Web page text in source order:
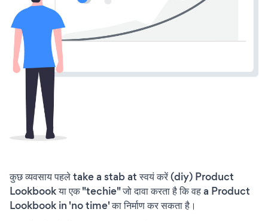
कुछ व्यवसाय पहले take a stab at स्वयं करें (diy) Product
Lookbook या एक "techie" जो दावा करता है कि वह a Product
Lookbook in 'no time' का निर्माण कर सकता है।